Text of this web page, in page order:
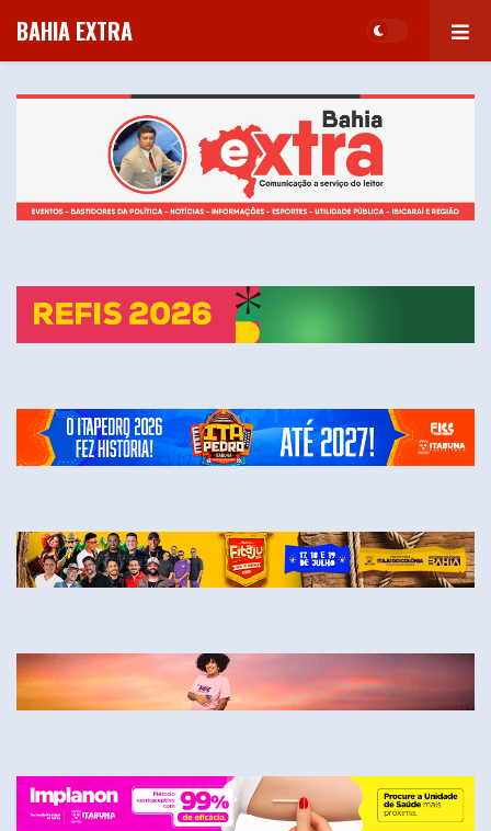
BAHIA EXTRA